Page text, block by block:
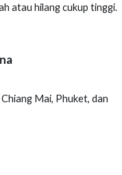
atau hilang cukup tinggi.
Mai, Phuket, dan